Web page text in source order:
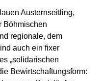
Austernseitling,
Böhmischen
regionale, dem
auch ein fixer
„solidarischen
Bewirtschaftungsform: